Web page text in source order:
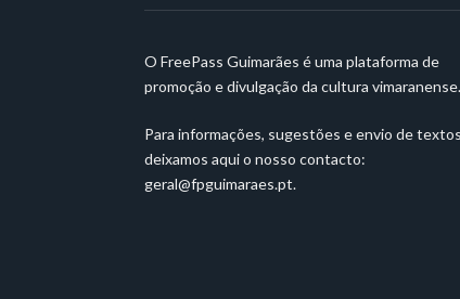
O FreePass Guimarães é uma plataforma de
promoção e divulgação da cultura vimaranense.
Para informações, sugestões e envio de
deixamos aqui o nosso contacto:
geral@fpguimaraes.pt.